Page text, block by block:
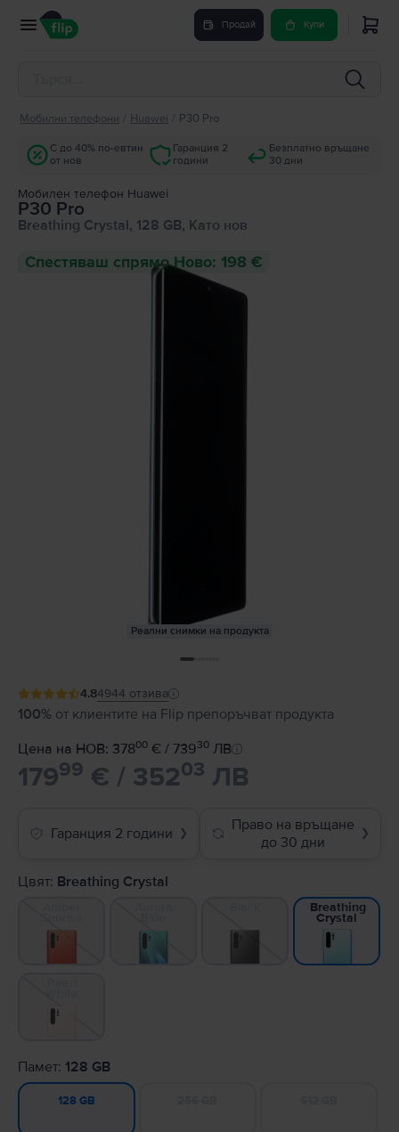
Продай Купи
Мобилни телефони Huawei P30 Pro
С до 40% по-евтин
от нов
Гаранция 2
години
Безплатно връщане
30 дни
Мобилен телефон Huawei
P30 Pro
Breathing Crystal, 128 GB, Като нов
Спестяваш спрямо Ново: 198 €
Реални снимки на продукта
4.84944 отзива
100% от клиентите на Flip препоръчват продукта
Цена на НОВ: 37800 € / 73930 ЛВ
17999 € / 35203 ЛВ
Гаранция 2 години ❯
Право на връщане
до 30 дни
❯
Цвят: Breathing Crystal
Breathing
Crystal
Памет: 128 GB
128 GB